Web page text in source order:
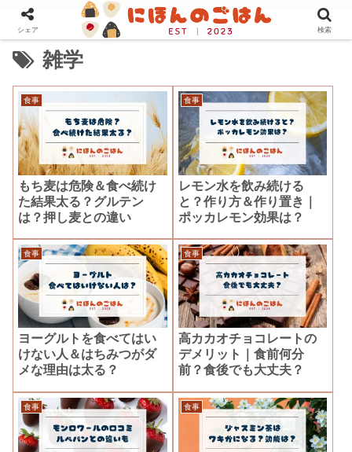
雑学
食事
もち麦は危険＆食べ続け
た結果太る？グルテン
は？押し麦との違い
食事
レモン水を飲み続ける
と？作り方＆作り置き｜
ポッカレモン効果は？
食事
ヨーグルトを食べてはい
けない人＆はちみつがダ
メな理由は太る？
食事
高カカオチョコレートの
デメリット｜食前何分
前？食後でも大丈夫？
食事 食事
シェア 検索